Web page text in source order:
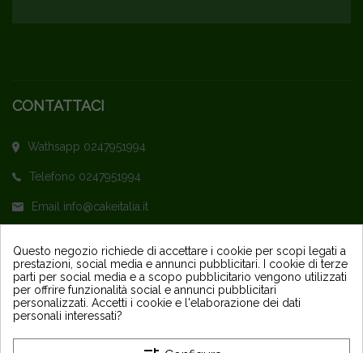
CONTATTACI
Wathsapp 0247951994
Telefono 0247951994
Email info@cakeitalia.it
dalle ore 9,30 alle 14 e dalle 15 alle 18
Questo negozio richiede di accettare i cookie per scopi legati a
prestazioni, social media e annunci pubblicitari. I cookie di terze
parti per social media e a scopo pubblicitario vengono utilizzati
per offrire funzionalità social e annunci pubblicitari
personalizzati. Accetti i cookie e l'elaborazione dei dati
personali interessati?